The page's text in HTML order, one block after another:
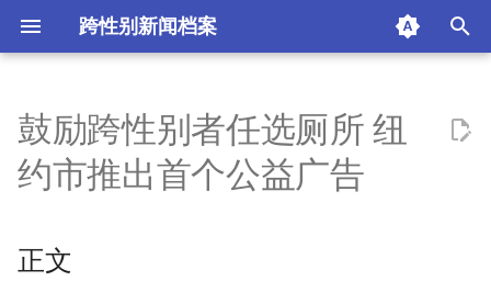
跨性别新闻档案
t
a
正文
附加信息 [Processed Page
鼓励跨性别者任选厕所 纽
约市推出首个公益广告
正文